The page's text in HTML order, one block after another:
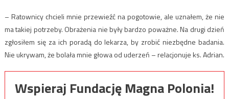
– Ratownicy chcieli mnie przewieźć na pogotowie, ale uznałem, że nie
ma takiej potrzeby. Obrażenia nie były bardzo poważne. Na drugi dzień
zgłosiłem się za ich poradą do lekarza, by zrobić niezbędne badania.
Nie ukrywam, że bolała mnie głowa od uderzeń – relacjonuje ks. Adrian.
Wspieraj Fundację Magna Polonia!